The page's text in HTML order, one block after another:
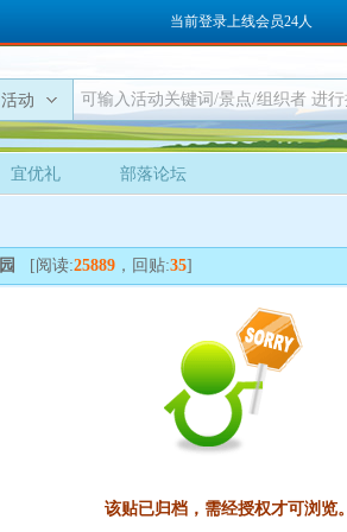
当前登录上线会员24人
活动
宜优礼 部落论坛
[阅读:25889 ，回贴:35]
该贴已归档，需经授权才可浏览。